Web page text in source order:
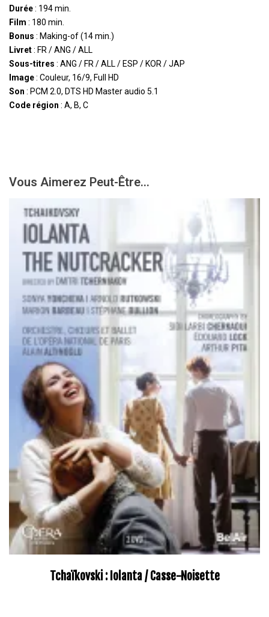
Durée: 194 min.
Film : 180 min.
Bonus : Making-of (14 min.)
Livret: FR / ANG / ALL
Sous-titres : ANG / FR / ALL / ESP / KOR / JAP
Image: Couleur, 16/9, Full HD
Son : PCM 2.0, DTS HD Master audio 5.1
Code région : A, B, C
Vous Aimerez Peut-Être...
Tchaïkovski : Iolanta / Casse-Noisette